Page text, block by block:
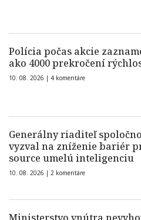
Polícia počas akcie
ako 4000 prekročení
10. 08. 2026 | 4 komentáre
Generálny riaditeľ
vyzval na zníženie bariér
source umelú inteligenciu
10. 08. 2026 | 2 komentáre